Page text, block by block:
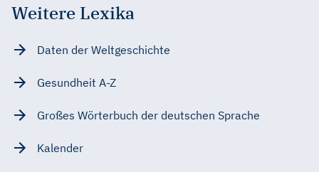
Weitere Lexika
Daten der Weltgeschichte
Gesundheit A-Z
Großes Wörterbuch der deutschen Sprache
Kalender